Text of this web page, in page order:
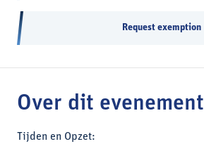
Request exemption
Over dit evenement
Tijden en Opzet: